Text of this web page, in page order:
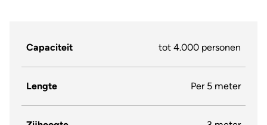
Capaciteit tot 4.000 personen
Lengte Per 5 meter